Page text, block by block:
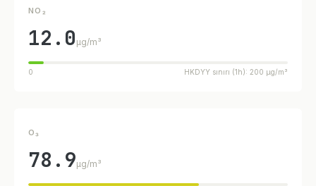
NO₂
12.0 µg/m³
0 HKDYY sınırı (1h): 200 µg/m³
O₃
78.9µg/m³